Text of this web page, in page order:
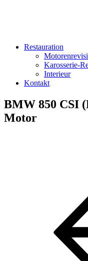
Restauration
Karosserie-
Interieur
Kontakt
BMW 850 CSI
Motor